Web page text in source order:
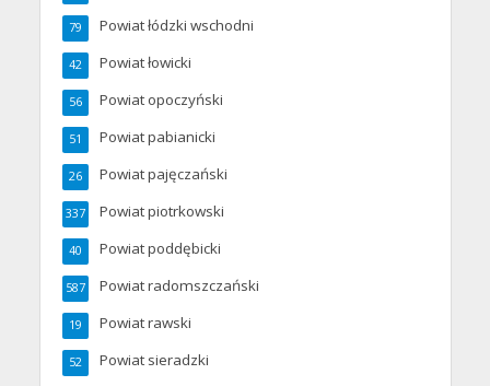
Powiat łódzki wschodni
79
Powiat łowicki
42
Powiat opoczyński
56
Powiat pabianicki
51
Powiat pajęczański
26
Powiat piotrkowski
337
Powiat poddębicki
40
Powiat radomszczański
587
Powiat rawski
19
Powiat sieradzki
52